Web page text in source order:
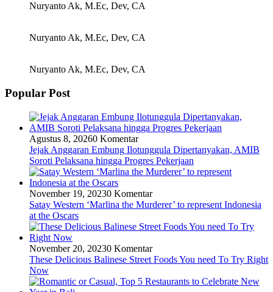
Nuryanto Ak, M.Ec, Dev, CA
Nuryanto Ak, M.Ec, Dev, CA
Nuryanto Ak, M.Ec, Dev, CA
Popular Post
Agustus 8, 20260 Komentar
Jejak Anggaran Embung Ilotunggula Dipertanyakan, AMIB
Soroti Pelaksana hingga Progres Pekerjaan
November 19, 20230 Komentar
Satay Western ‘Marlina the Murderer’ to represent Indonesia
at the Oscars
November 20, 20230 Komentar
These Delicious Balinese Street Foods You need To Try Right
Now